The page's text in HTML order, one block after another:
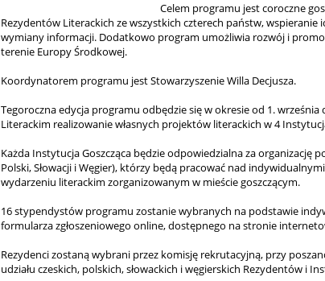
Celem programu jest coroczne
Rezydentów Literackich ze wszystkich czterech państw,
wymiany informacji. Dodatkowo program umożliwia rozwój i
terenie Europy Środkowej.
Koordynatorem programu jest Stowarzyszenie Willa Decjusza.
Tegoroczna edycja programu odbędzie się w okresie od 1.
Literackim realizowanie własnych projektów literackich w 4
Każda Instytucja Goszcząca będzie odpowiedzialna za organizację
Polski, Słowacji i Węgier), którzy będą pracować nad
wydarzeniu literackim zorganizowanym w mieście goszczącym.
16 stypendystów programu zostanie wybranych na podstawie
formularza zgłoszeniowego online, dostępnego na stronie
Rezydenci zostaną wybrani przez komisję rekrutacyjną, przy
udziału czeskich, polskich, słowackich i węgierskich Rezydentów i